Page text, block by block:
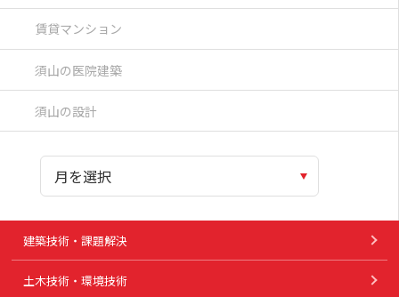
賃貸マンション
須山の医院建築
須山の設計
建築技術・課題解決
土木技術・環境技術